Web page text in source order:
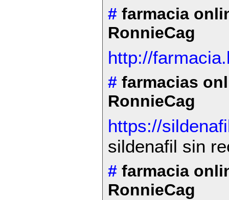
# farmacia
RonnieCag
http://
# farmacias
RonnieCag
https://
sildenafil sin
# farmacia
RonnieCag